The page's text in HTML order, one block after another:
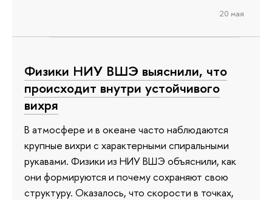
20 мая
Физики НИУ ВШЭ выяснили, что
происходит внутри устойчивого
вихря
В атмосфере и в океане часто наблюдаются
крупные вихри с характерными спиральными
рукавами. Физики из НИУ ВШЭ объяснили, как
они формируются и почему сохраняют свою
структуру. Оказалось, что скорости в точках,